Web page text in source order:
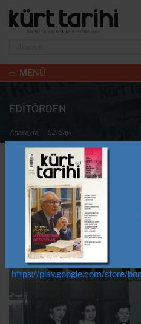
MENÜ
EDİTÖRDEN
Anasayfa 52. Sayı
Nisan-Mayıs-Haziran
https://play.google.com/store/